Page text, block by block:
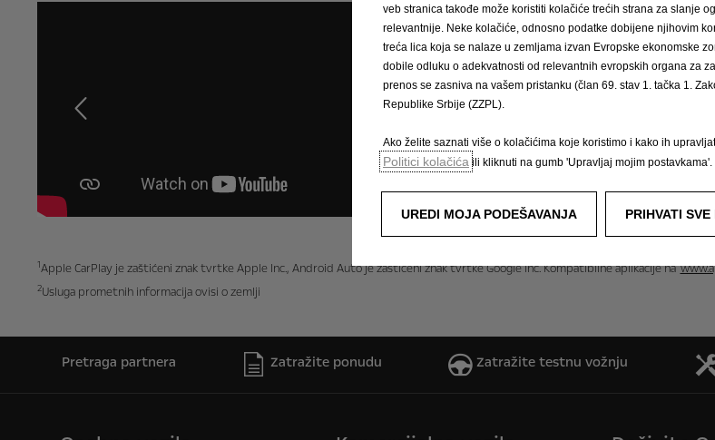
1Apple CarPlay je zaštićeni znak tvrtke Apple Inc., Android Auto je zaštićeni znak tvrtke Google Inc. Kompatibilne aplikacije na
2Usluga prometnih informacija ovisi o zemlji
Pretraga partnera Zatražite ponudu Zatražite testnu vožnju
veb stranica takođe može koristiti kolačiće trećih strana za slanje
relevantnije. Neke kolačiće, odnosno podatke dobijene njihovim
treća lica koja se nalaze u zemljama izvan Evropske ekonomske
dobile odluku o adekvatnosti od relevantnih evropskih organa za
prenos se zasniva na vašem pristanku (član 69. stav 1. tačka 1.
Republike Srbije (ZZPL).
Ako želite saznati više o kolačićima koje koristimo i kako ih
Politici kolačića ili kliknuti na gumb 'Upravljaj mojim postavkama'.
UREDI MOJA PODEŠAVANJA PRIHVATI